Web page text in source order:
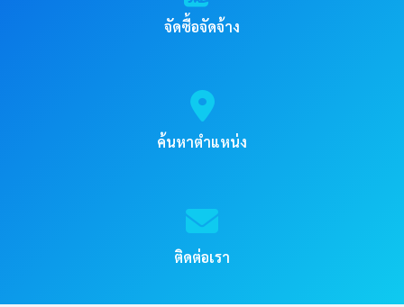
จัดซื้อจัดจ้าง
ค้นหาตำแหน่ง
ติดต่อเรา